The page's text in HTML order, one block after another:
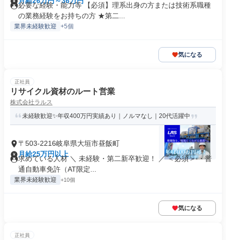
必要な経験・能力等 【必須】理系出身の方または技術系職種
の業務経験をお持ちの方 ★第二...
業界未経験歓迎 +5個
気になる
正社員
リサイクル資材のルート営業
株式会社ラルス
未経験歓迎✨年収400万円実績あり｜ノルマなし｜20代活躍中
〒503-2216岐阜県大垣市昼飯町
月給25万円以上
求めている人材 ＼ 未経験・第二新卒歓迎！ ／ ＜必須＞ ・普
通自動車免許（AT限定...
業界未経験歓迎 +10個
気になる
正社員